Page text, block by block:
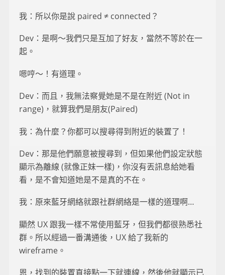
我：所以你是說 paired ≠ connected？
Dev：是啊～我們只是互加了好友，當然不等於在一
起。
嗯哼～！有道理。
Dev：而且，我無法察覺她是不是在附近 (Not in
range)，就算我們是朋友(Paired)
我：為什麼？你都可以搜尋得到附近的裝置了！
Dev：那是他們願意被搜尋到，但如果他們設定狀態
顯示為離線 (就像正妹一樣)，你沒有丟訊息給她看
看，是不會知道她是不是真的不在。
我：原來藍牙網絡就跟社群網絡是一樣的道理啊…
顯然 UX 跟我一樣不常使用藍牙，但我們都很熟悉社
群。所以經過一番溝通後，UX 給了我新的
wireframe。
恩，找到的裝置直接點一下就連線，然後他就顯示已